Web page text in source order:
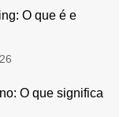
O que é e
O que significa